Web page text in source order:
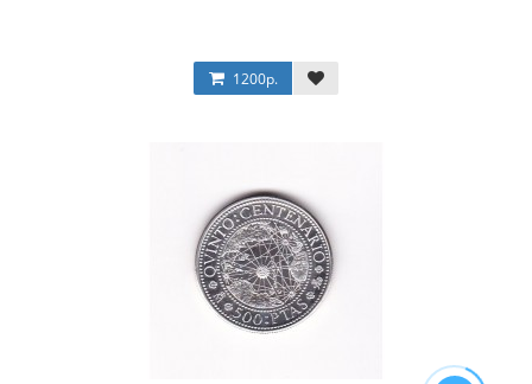
1200р.